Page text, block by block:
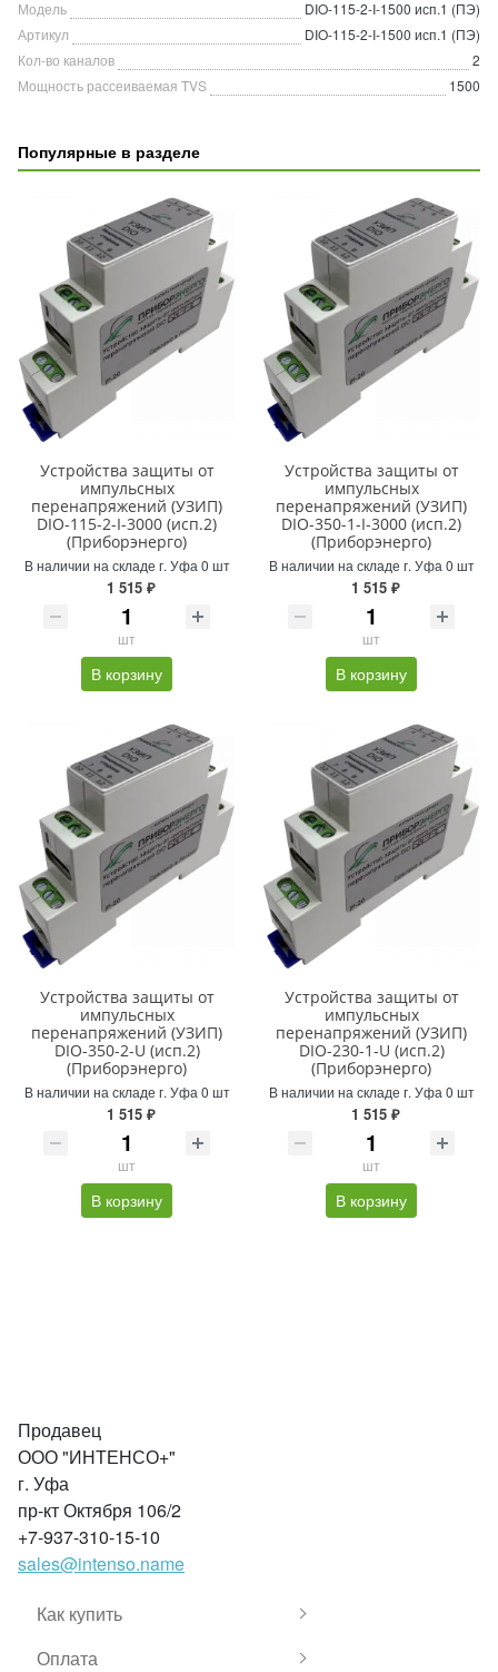
Модель
DIO-115-2-I-1500 исп.1 (ПЭ)
Артикул
DIO-115-2-I-1500 исп.1 (ПЭ)
Кол-во каналов
2
Мощность рассеиваемая TVS
1500
Популярные в разделе
Устройства защиты от
импульсных
перенапряжений (УЗИП)
DIO-115-2-I-3000 (исп.2)
(Приборэнерго)
В наличии на складе г. Уфа 0 шт
1 515 ₽
шт
В корзину
Устройства защиты от
импульсных
перенапряжений (УЗИП)
DIO-350-1-I-3000 (исп.2)
(Приборэнерго)
В наличии на складе г. Уфа 0 шт
1 515 ₽
шт
В корзину
Устройства защиты от
импульсных
перенапряжений (УЗИП)
DIO-350-2-U (исп.2)
(Приборэнерго)
В наличии на складе г. Уфа 0 шт
1 515 ₽
шт
В корзину
Устройства защиты от
импульсных
перенапряжений (УЗИП)
DIO-230-1-U (исп.2)
(Приборэнерго)
В наличии на складе г. Уфа 0 шт
1 515 ₽
шт
В корзину
Продавец
ООО "ИНТЕНСО+"
г. Уфа
пр-кт Октября 106/2
+7-937-310-15-10
sales@intenso.name
Как купить
Оплата